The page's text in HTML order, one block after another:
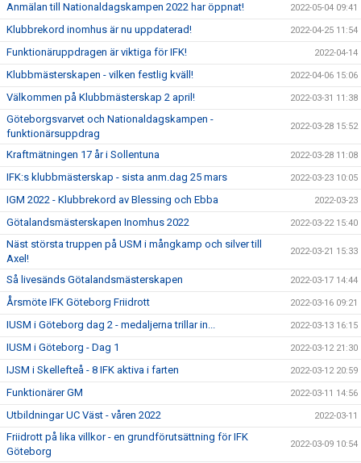
Anmälan till Nationaldagskampen 2022 har öppnat! 2022-05-04 09:41
Klubbrekord inomhus är nu uppdaterad! 2022-04-25 11:54
Funktionäruppdragen är viktiga för IFK! 2022-04-14
Klubbmästerskapen - vilken festlig kväll! 2022-04-06 15:06
Välkommen på Klubbmästerskap 2 april! 2022-03-31 11:38
Göteborgsvarvet och Nationaldagskampen -
funktionärsuppdrag
2022-03-28 15:52
Kraftmätningen 17 år i Sollentuna 2022-03-28 11:08
IFK:s klubbmästerskap - sista anm.dag 25 mars 2022-03-23 10:05
IGM 2022 - Klubbrekord av Blessing och Ebba 2022-03-23
Götalandsmästerskapen Inomhus 2022 2022-03-22 15:40
Näst största truppen på USM i mångkamp och silver till
Axel!
2022-03-21 15:33
Så livesänds Götalandsmästerskapen 2022-03-17 14:44
Årsmöte IFK Göteborg Friidrott 2022-03-16 09:21
IUSM i Göteborg dag 2 - medaljerna trillar in... 2022-03-13 16:15
IUSM i Göteborg - Dag 1 2022-03-12 21:30
IJSM i Skellefteå - 8 IFK aktiva i farten 2022-03-12 20:59
Funktionärer GM 2022-03-11 14:56
Utbildningar UC Väst - våren 2022 2022-03-11
Friidrott på lika villkor - en grundförutsättning för IFK
Göteborg
2022-03-09 10:54